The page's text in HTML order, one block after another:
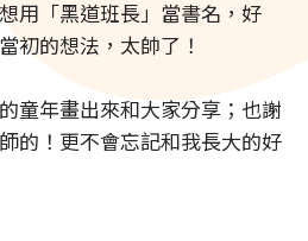
用「黑道班長」當書名，好
初的想法，太帥了！
童年畫出來和大家分享；也謝
的！更不會忘記和我長大的好